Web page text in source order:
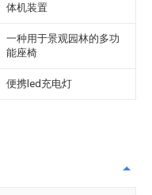
体机装置
一种用于景观园林的多功
能座椅
便携led充电灯